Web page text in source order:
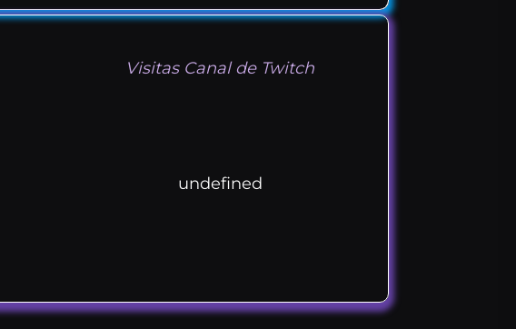
Visitas Canal de Twitch
undefined